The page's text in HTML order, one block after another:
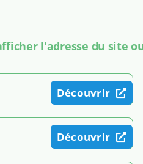
l'adresse du site
Découvrir
Découvrir